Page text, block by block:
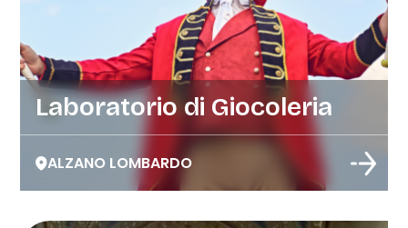
Laboratorio di Giocoleria
ALZANO LOMBARDO